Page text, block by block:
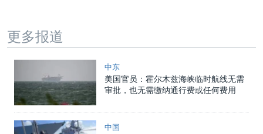
更多报道
中东
美国官员：霍尔木兹海峡临时航线无需
审批，也无需缴纳通行费或任何费用
中国